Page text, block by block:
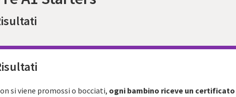
si viene promossi o bocciati, ogni bambino riceve un certificato